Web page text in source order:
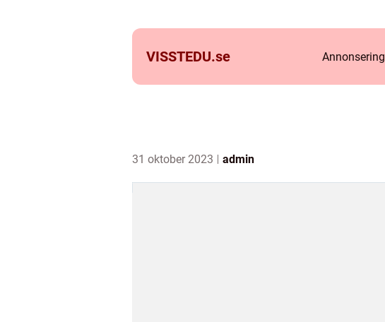
VISSTEDU.se Annonsering
31 oktober 2023 admin